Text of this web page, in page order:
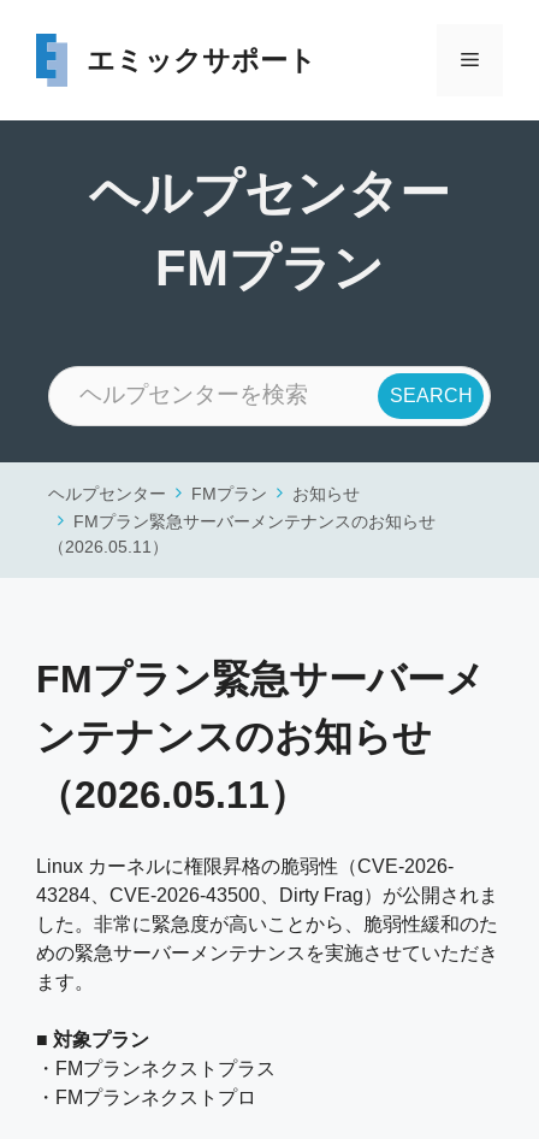
エミックサポート メ
ヘルプセンター
FMプラン
ヘルプセンター FMプラン
お知らせ
FMプラン緊急サーバーメンテナンスのお知らせ
（2026.05.11）
FMプラン緊急サーバーメ
ンテナンスのお知らせ
（2026.05.11）
Linux カーネルに権限昇格の脆弱性（CVE-2026-
43284、CVE-2026-43500、Dirty Frag）が公開されま
した。非常に緊急度が高いことから、脆弱性緩和のた
めの緊急サーバーメンテナンスを実施させていただき
ます。
■ 対象プラン
・FMプランネクストプラス
・FMプランネクストプロ